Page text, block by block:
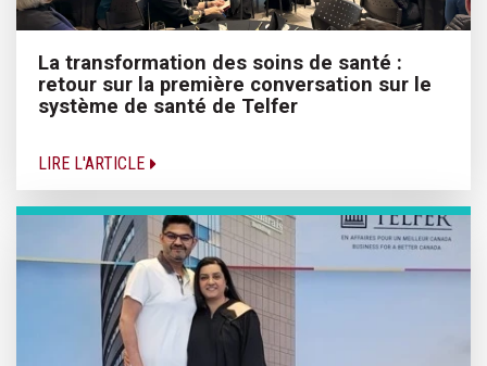
La transformation des soins de santé :
retour sur la première conversation sur le
système de santé de Telfer
LIRE L'ARTICLE